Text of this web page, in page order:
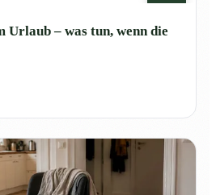
Urlaub – was tun, wenn die